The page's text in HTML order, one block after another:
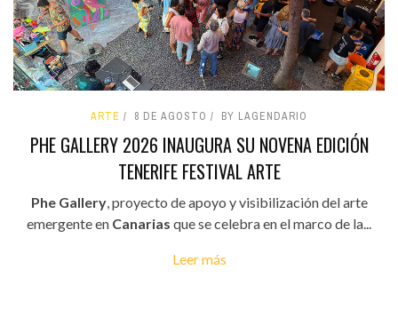
ARTE 8 DE AGOSTO BY LAGENDARIO
PHE GALLERY 2026 INAUGURA SU NOVENA EDICIÓN
TENERIFE FESTIVAL ARTE
Phe Gallery, proyecto de apoyo y visibilización del arte
emergente en Canarias que se celebra en el marco de la...
Leer más